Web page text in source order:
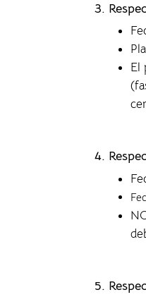
3.
El
4.
5.